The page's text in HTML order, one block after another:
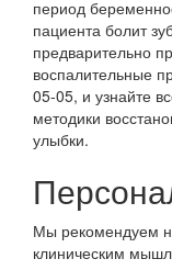
период
пациента болит
предварительно
воспалительные
05-05, и узнайте
методики
улыбки.
Мы рекомендуем
клиническим